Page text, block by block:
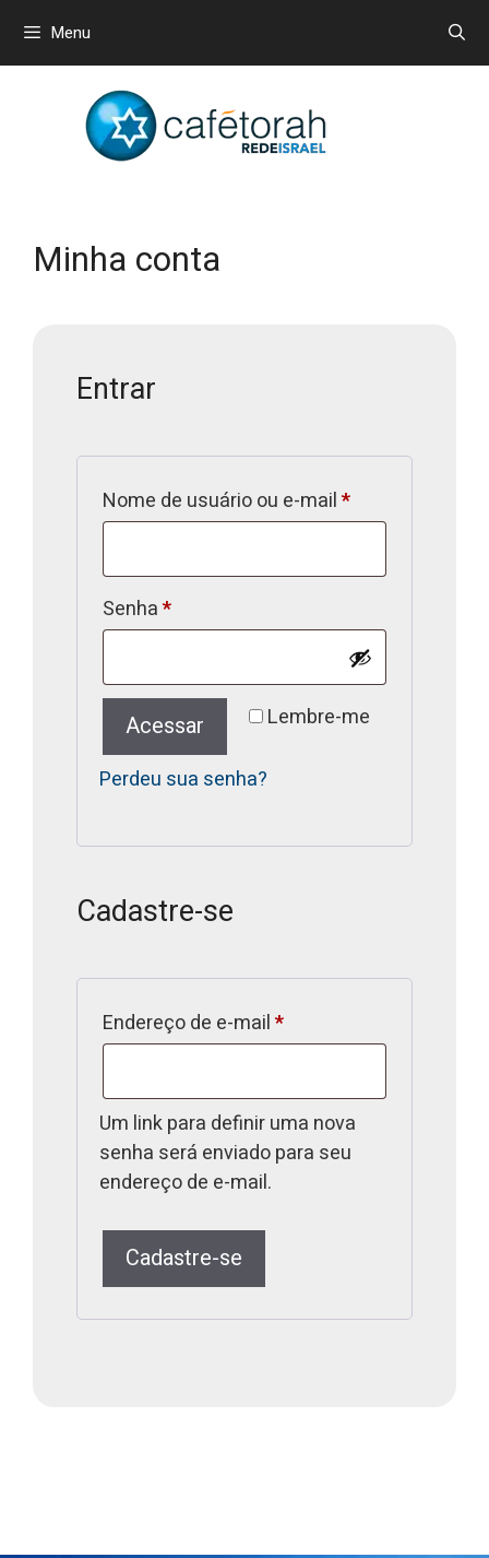
Menu
Minha conta
Entrar
Nome de usuário ou e-mail*
Senha*
Lembre-me
Acessar
Perdeu sua senha?
Cadastre-se
Endereço de e-mail*
Um link para definir uma nova
senha será enviado para seu
endereço de e-mail.
Cadastre-se